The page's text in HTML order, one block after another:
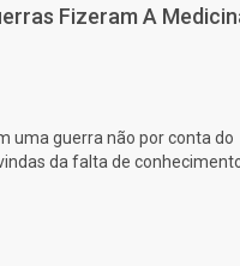
Fizeram A
uma guerra não por conta do
da falta de